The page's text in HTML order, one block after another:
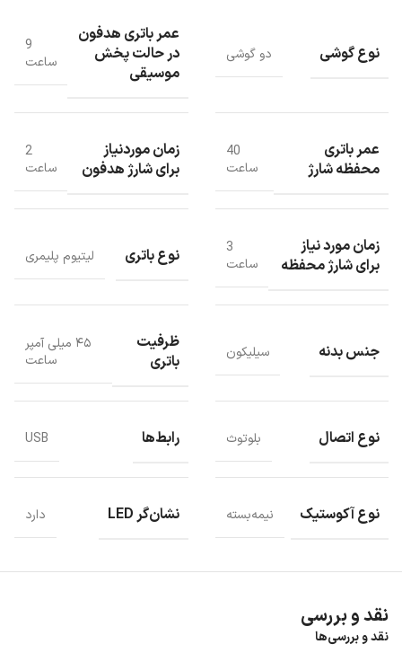
نوع باتری این دستگاه لیتیوم پلیمری است.
زمان لازم برای شارژ هدفون 2 ساعت است و جنس بدنه از سلیکون می
انواع مود ها
باشد:
نوع گوشی دو گوشی
عمر باتری هدفون
در حالت پخش
موسیقی
9
ساعت
عمر باتری
محفظه شارژ
40
ساعت
زمان موردنیاز
برای شارژ هدفون
2
ساعت
زمان مورد نیاز
برای شارژ محفظه
3
ساعت
نوع باتری لیتیوم پلیمری
جنس بدنه سیلیکون
ظرفیت
باتری
۴۵ میلی آمپر
ساعت
نوع اتصال بلوتوث رابط‌ها USB
نوع آکوستیک نیمه‌بسته نشان‌گر LED دارد
نقد و بررسی
نقد و بررسی‌ها